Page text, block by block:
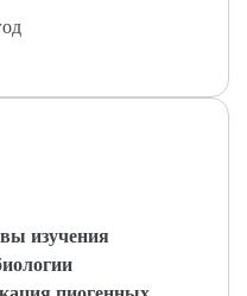
изучения